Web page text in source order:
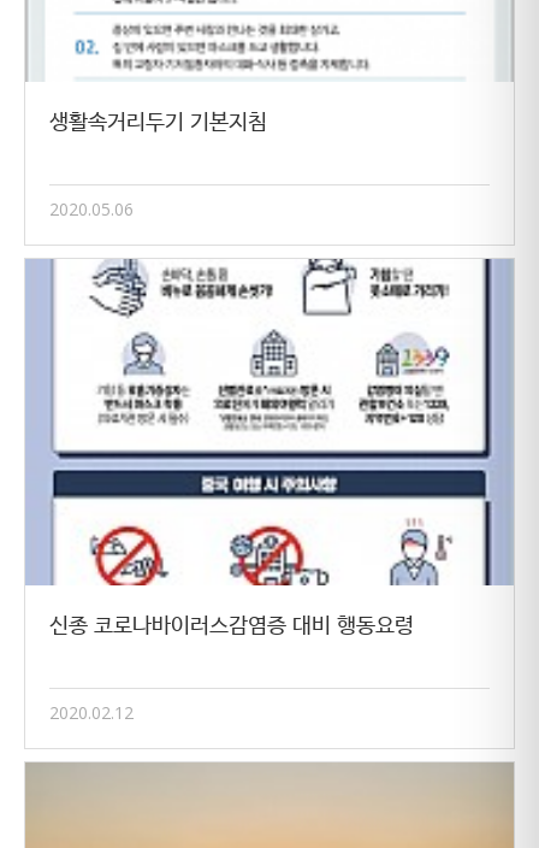
생활속거리두기 기본지침
2020.05.06
신종 코로나바이러스감염증 대비 행동요령
2020.02.12